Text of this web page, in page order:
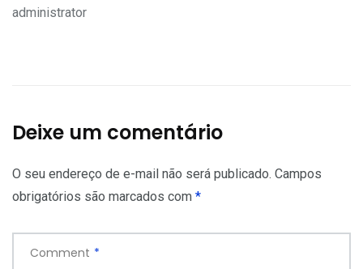
administrator
Deixe um comentário
O seu endereço de e-mail não será publicado. Campos
obrigatórios são marcados com *
Comment *